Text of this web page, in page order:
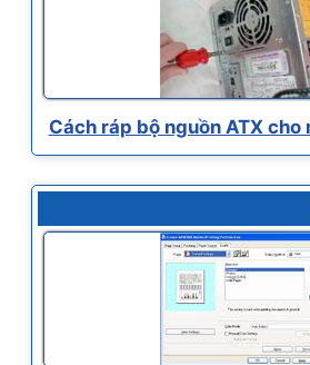
Cách ráp bộ nguồn ATX cho